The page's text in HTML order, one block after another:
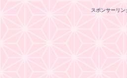
スポンサーリン